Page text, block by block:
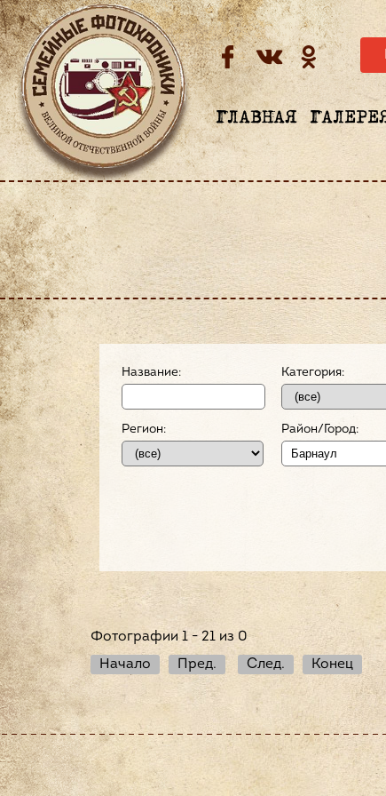
ГЛАВНАЯ
Название: Категория:
Регион: Район/Город:
Фотографии 1 - 21 из 0
Начало
Пред. След. Конец